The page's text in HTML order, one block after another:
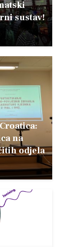
sustav!
na
odjela